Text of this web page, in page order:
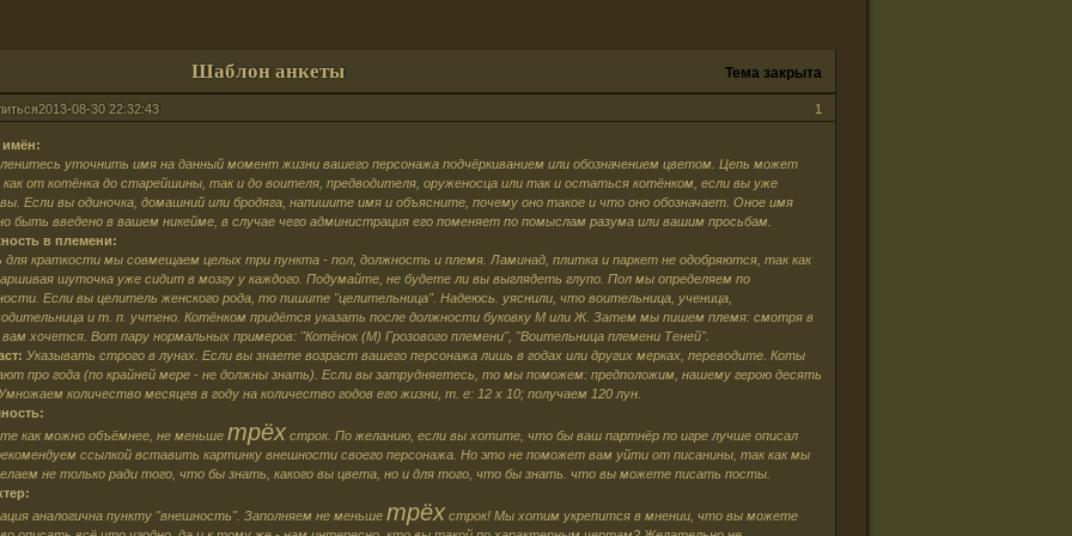
Шаблон анкеты Тема закрыта
1
2013-08-30 22:32:43
уточнить имя на данный момент жизни вашего персонажа подчёркиванием или обозначением цветом. Цепь может
от котёнка до старейшины, так и до воителя, предводителя, оруженосца или так и остаться котёнком, если вы уже
Если вы одиночка, домашний или бродяга, напишите имя и объясните, почему оно такое и что оно обозначает. Оное имя
быть введено в вашем никейме, в случае чего администрация его поменяет по помыслам разума или вашим просьбам.
в племени:
для краткости мы совмещаем целых три пункта - пол, должность и племя. Ламинад, плитка и паркет не одобряются, так как
шуточка уже сидит в мозгу у каждого. Подумайте, не будете ли вы выглядеть глупо. Пол мы определяем по
Если вы целитель женского рода, то пишите "целительница". Надеюсь. уяснили, что воительница, ученица,
и т. п. учтено. Котёнком придётся указать после должности буковку М или Ж. Затем мы пишем племя: смотря в
вам хочется. Вот пару нормальных примеров: "Котёнок (М) Грозового племени", "Воительница племени Теней".
Указывать строго в лунах. Если вы знаете возраст вашего персонажа лишь в годах или других мерках, переводите. Коты
про года (по крайней мере - не должны знать). Если вы затрудняетесь, то мы поможем: предположим, нашему герою десять
количество месяцев в году на количество годов его жизни, т. е: 12 х 10; получаем 120 лун.
как можно объёмнее, не меньшетрёх строк. По желанию, если вы хотите, что бы ваш партнёр по игре лучше описал
ссылкой вставить картинку внешности своего персонажа. Но это не поможет вам уйти от писанины, так как мы
не только ради того, что бы знать, какого вы цвета, но и для того, что бы знать. что вы можете писать посты.
аналогична пункту "внешность". Заполняем не меньшетрёх строк! Мы хотим укрепится в мнении, что вы можете